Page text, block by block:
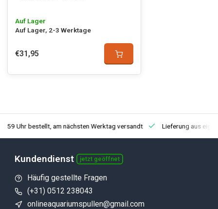
Auf Lager
Auf Lager, 2-3 Werktage
€31,95
Uhr bestellt, am nächsten Werktag versandt Lieferung aus
Kundendienst jetzt geöffnet
Häufig gestellte Fragen
(+31) 0512 238043
onlineaquariumspullen@gmail.com